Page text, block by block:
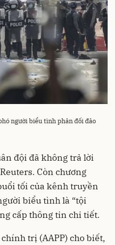
người biểu tình phản đối đảo
đội đã không trả lời
Còn chương
tối của kênh truyền
biểu tình là “tội
cấp thông tin chi tiết.
trị (AAPP) cho biết,